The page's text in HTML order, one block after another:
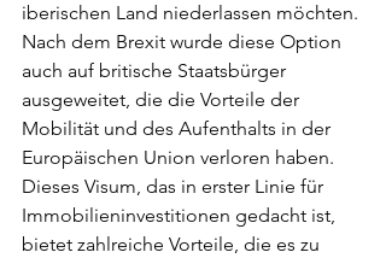
iberischen Land niederlassen möchten.
Nach dem Brexit wurde diese Option
auch auf britische Staatsbürger
ausgeweitet, die die Vorteile der
Mobilität und des Aufenthalts in der
Europäischen Union verloren haben.
Dieses Visum, das in erster Linie für
Immobilieninvestitionen gedacht ist,
bietet zahlreiche Vorteile, die es zu